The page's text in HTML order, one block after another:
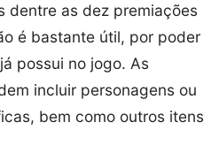
dentre as dez premiações
é bastante útil, por poder
possui no jogo. As
incluir personagens ou
bem como outros itens